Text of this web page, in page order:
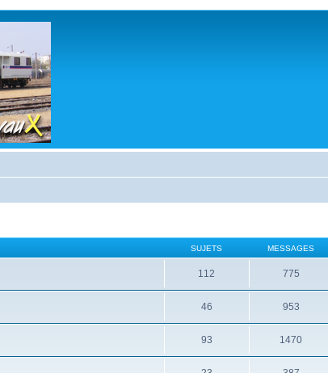
SUJETS MESSAGES
112 775
46 953
93 1470